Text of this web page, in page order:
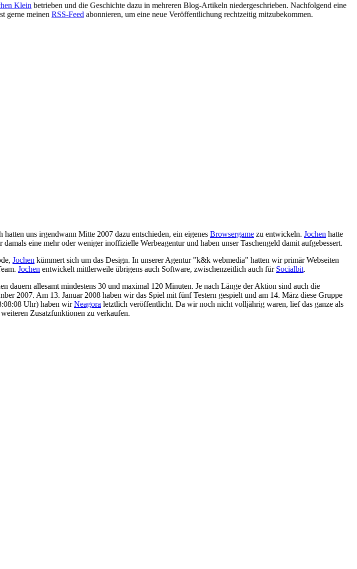
Klein betrieben und die Geschichte dazu in mehreren Blog-Artikeln niedergeschrieben. Nachfolgend eine
gerne meinen RSS-Feed abonnieren, um eine neue Veröffentlichung rechtzeitig mitzubekommen.
hatten uns irgendwann Mitte 2007 dazu entschieden, ein eigenes Browsergame zu entwickeln. Jochen hatte
eine mehr oder weniger inoffizielle Werbeagentur und haben unser Taschengeld damit aufgebessert.
Jochen kümmert sich um das Design. In unserer Agentur "k&k webmedia" hatten wir primär Webseiten
Jochen entwickelt mittlerweile übrigens auch Software, zwischenzeitlich auch für Socialbit.
dauern allesamt mindestens 30 und maximal 120 Minuten. Je nach Länge der Aktion sind auch die
2007. Am 13. Januar 2008 haben wir das Spiel mit fünf Testern gespielt und am 14. März diese Gruppe
Uhr) haben wirNeagora letztlich veröffentlicht. Da wir noch nicht volljährig waren, lief das ganze als
Zusatzfunktionen zu verkaufen.